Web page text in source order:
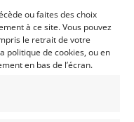
ou faites des choix
à ce site. Vous pouvez
le retrait de votre
politique de cookies, ou en
en bas de l’écran.
modèle